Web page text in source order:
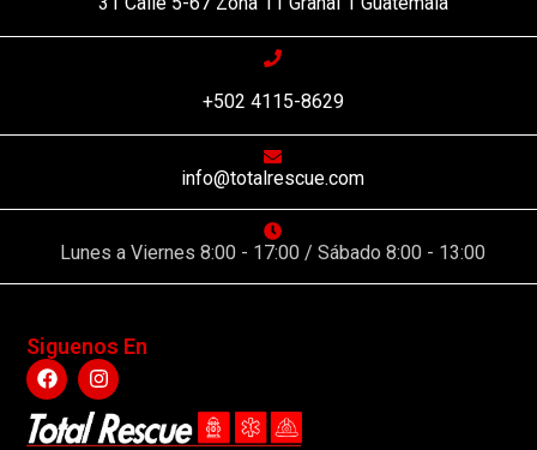
+502 4115-8629
info@totalrescue.com
Lunes a Viernes 8:00 - 17:00 / Sábado 8:00 - 13:00
Siguenos En